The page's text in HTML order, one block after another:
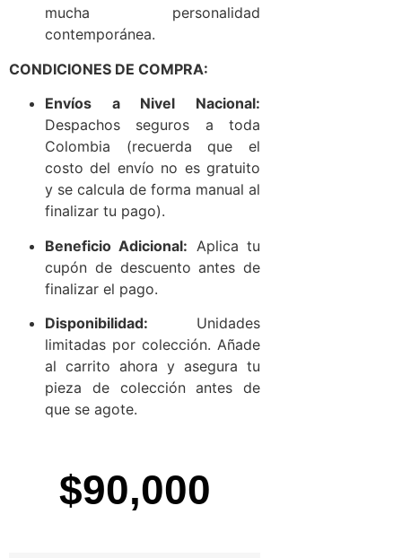
mucha personalidad
contemporánea.
CONDICIONES DE COMPRA:
Envíos a Nivel Nacional:
Despachos seguros a toda
Colombia (recuerda que el
costo del envío no es gratuito
y se calcula de forma manual al
finalizar tu pago).
Beneficio Adicional: Aplica tu
cupón de descuento antes de
finalizar el pago.
Disponibilidad: Unidades
limitadas por colección. Añade
al carrito ahora y asegura tu
pieza de colección antes de
que se agote.
$90,000